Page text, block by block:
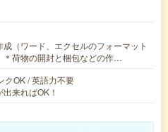
成（ワード、エクセルのフォーマット
＊荷物の開封と梱包などの作…
クOK / 英語力不要
来ればOK！